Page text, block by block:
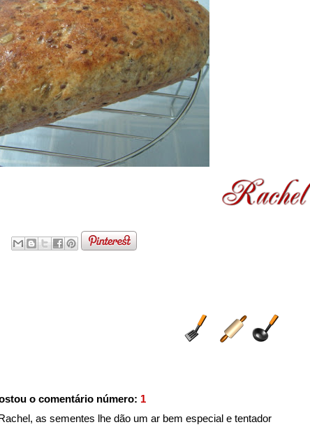
o comentário número: 1
as sementes lhe dão um ar bem especial e tentador